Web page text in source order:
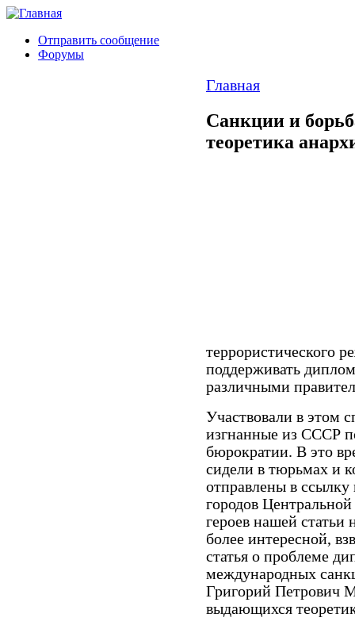
Отправить сообщение
Форумы
Главная
Санкции и
теоретика
террористического
поддерживать
различными
Участвовали в этом
изгнанные из СССР
бюрократии. В это
сидели в тюрьмах и
отправлены в
городов
героев нашей
более интересной,
статья о проблеме
международных
Григорий Петрович
выдающихся